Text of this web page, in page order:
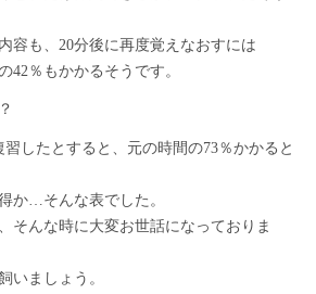
容も、20分後に再度覚えなおすには
42％もかかるそうです。
したとすると、元の時間の73％かかると
か…そんな表でした。
そんな時に大変お世話になっておりま
いましょう。